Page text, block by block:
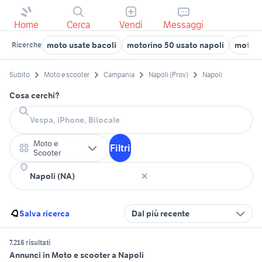
Home Cerca Vendi Messaggi
Ricerche moto usate bacoli motorino 50 usato napoli moto
Subito Moto e scooter Campania Napoli (Prov) Napoli
Cosa cerchi?
Moto e
Scooter
Filtri
Salva ricerca Dal più recente
7.216 risultati
Annunci in Moto e scooter a Napoli